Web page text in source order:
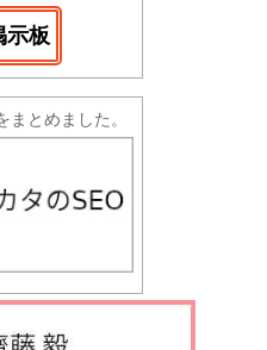
示板
とめました。